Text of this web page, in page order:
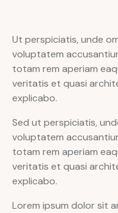
Ut perspiciatis, unde
voluptatem
totam rem aperiam
veritatis et quasi
explicabo.
Sed ut perspiciatis,
voluptatem
totam rem aperiam
veritatis et quasi
explicabo.
Lorem ipsum dolor sit